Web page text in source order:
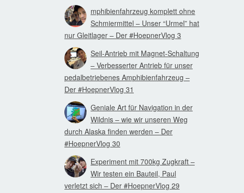
mphibienfahrzeug komplett ohne
Schmiermittel – Unser “Urmel” hat
nur Gleitlager – Der #HoepnerVlog 3
Seil-Antrieb mit Magnet-Schaltung
– Verbesserter Antrieb für unser
pedalbetriebenes Amphibienfahrzeug –
Der #HoepnerVlog 31
Geniale Art für Navigation in der
Wildnis – wie wir unseren Weg
durch Alaska finden werden – Der
#HoepnerVlog 30
Experiment mit 700kg Zugkraft –
Wir testen ein Bauteil, Paul
verletzt sich – Der #HoepnerVlog 29